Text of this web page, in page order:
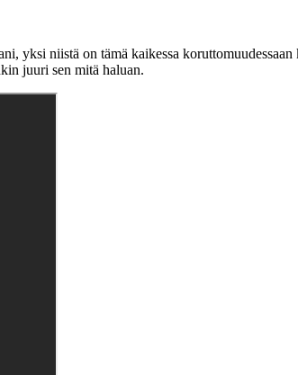
yksi niistä on tämä kaikessa
juuri sen mitä haluan.